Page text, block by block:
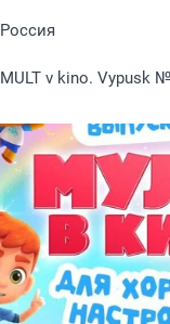
Россия
MULT v kino. Vypusk